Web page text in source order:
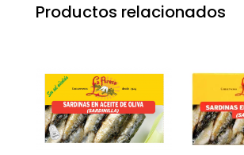
Productos relacionados